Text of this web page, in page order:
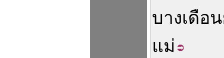
บางเดือน
แม่